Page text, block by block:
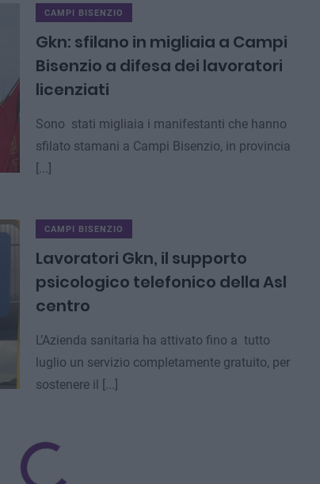
CAMPI BISENZIO
Gkn: sfilano in migliaia a Campi
Bisenzio a difesa dei lavoratori
licenziati
Sono stati migliaia i manifestanti che hanno
sfilato stamani a Campi Bisenzio, in provincia
[...]
CAMPI BISENZIO
Lavoratori Gkn, il supporto
psicologico telefonico della Asl
centro
L’Azienda sanitaria ha attivato fino a tutto
luglio un servizio completamente gratuito, per
sostenere il [...]